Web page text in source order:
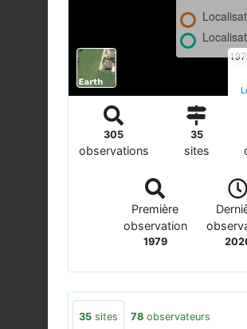
305
observations
35
sites
Première
observation
1979
35 sites 78 observateurs